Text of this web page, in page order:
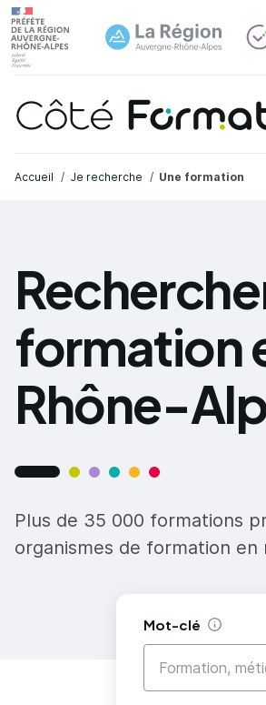
Accueil Je recherche Une formation
formation
Rhône-
Plus de 35 000 formations
organismes de formation
Mot-clé Aide